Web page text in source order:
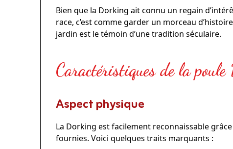
Bien que la Dorking ait connu un regain
race, c’est comme garder un morceau
jardin est le témoin d’une tradition séculaire.
Caractéristiques de la
Aspect physique
La Dorking est facilement reconnaissable
fournies. Voici quelques traits marquants :